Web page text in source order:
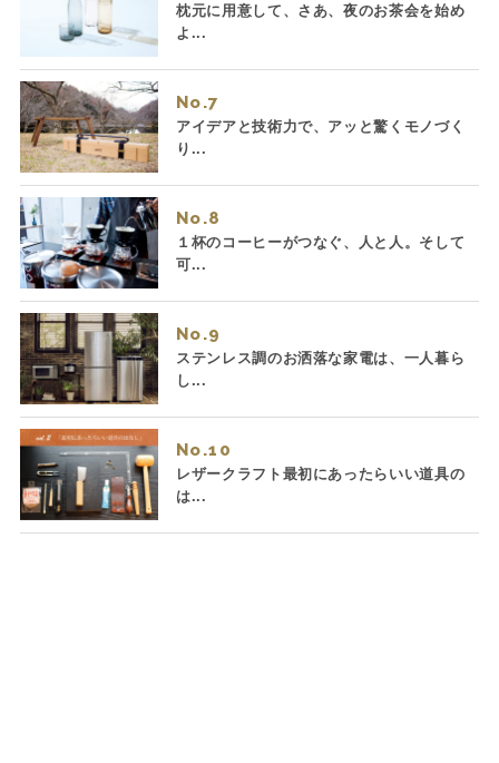
枕元に用意して、さあ、夜のお茶会を始め
よ...
No.
アイデアと技術力で、アッと驚くモノづく
り...
No.
１杯のコーヒーがつなぐ、人と人。そして
可...
No.
ステンレス調のお洒落な家電は、一人暮ら
し...
No.
レザークラフト最初にあったらいい道具の
は...